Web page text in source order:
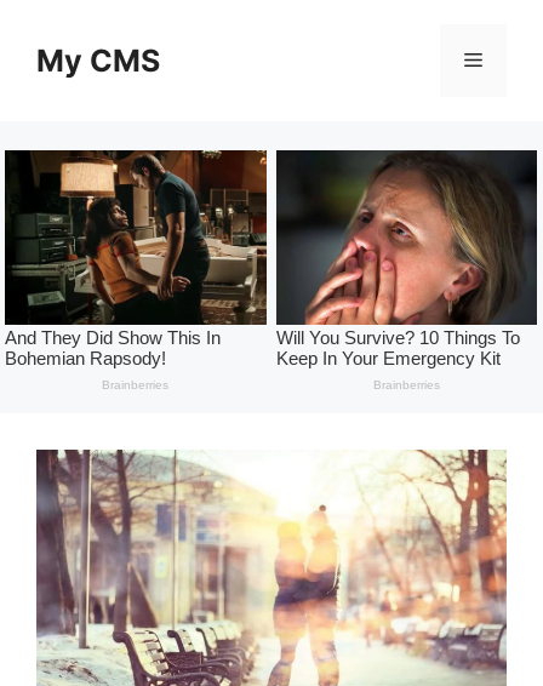
contentMy CMS Menu